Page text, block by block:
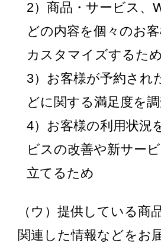
2）商品・サービス、
どの内容を個々のお
カスタマイズするため
3）お客様が予約され
どに関する満足度を
4）お客様の利用状況
ビスの改善や新サー
立てるため
（ウ）提供している商
関連した情報などをお